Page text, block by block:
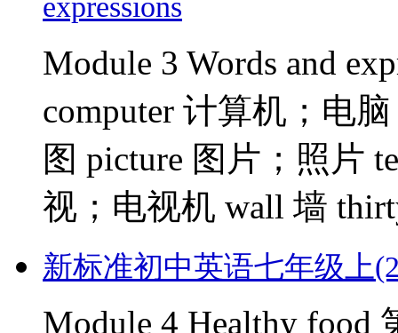
Module 3 Words and
computer 计算机；电
图 picture 图片；照片
视；电视机 wall 墙
新标准初中英语七年级上
Module 4 Healthy food